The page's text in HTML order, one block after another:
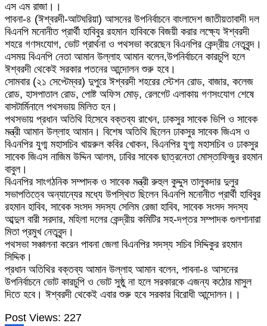
এস এম রাজা।।
পাবনা-৪ (ঈশ্বরদী-আটঘরিয়া) আসনের উপনির্বাচনে বাংলাদেশ জাতীয়তাবাদী দল
বিএনপি মনোনীত প্রার্থী হাবিবুর রহমান হাবিবকে বিজয়ী করার লক্ষ্যে ঈশ্বরদী
শহরে গণসংযোগ, ভোট প্রার্থনা ও পথসভা করেছেন বিএনপির কেন্দ্রীয় নেতৃবৃন্দ।
এসময় বিএনপি নেতা আমান উল্লাহ আমান বলেন,উপনির্বাচনে কারচুপি হলে
ঈশ্বরদী থেকেই সরকার পতনের আন্দোলন শুরু হবে।
সোমবার (২১ সেপ্টেম্বর) দুপুরে ঈশ্বরদী শহরের স্টেশন রোড, বাজার, কলেজ
রোড, হাসপাতাল রোড, পোষ্ট অফিস মোড়, রেলগেট এলাকায় গণসংযোগ শেষে
বাসটার্মিনালে পথসভায় মিলিত হন।
পথসভায় প্রধান অতিথি হিসেবে বক্তব্য রাখেন, ঢাকসুর সাবেক ভিপি ও সাবেক
মন্ত্রী আমান উল্লাহ আমান। বিশেষ অতিথি ছিলেন ঢাকসুর সাবেক জিএস ও
বিএনপির যুগ্ম মহাসচিব খায়রুল কবির খোকন, বিএনপির যুগ্ম মহাসচিব ও ঢাকসুর
সাবেক জিএস নাজিম উদ্দিন আলম, ঢাবির সাবেক ছাত্রনেতা মোস্তাফিজুর রহমান
বাবুল।
বিএনপির সাংগঠনিক সম্পাদক ও সাবেক মন্ত্রী রুহুল কুদ্দুস তালুকদার দুলুর
সভাপতিত্বে অন্যান্যের মধ্যে উপস্থিত ছিলেন বিএনপি মনোনীত প্রার্থী হাবিবুর
রহমান হাবিব, সাবেক সংসদ সদস্য সেলিম রেজা হাবিব, সাবেক সংসদ সদস্য
আব্দুল বারী সরদার, মহিলা দলের কেন্দ্রীয় কমিটির সহ-দপ্তর সম্পাদক গুলশানারা
মিতা প্রমুখ নেতৃবৃন্দ।
পথসভা সঞ্চালনা করেন পাবনা জেলা বিএনপির সদস্য সচিব সিদ্দিকুর রহমান
সিদ্দিক।
প্রধান অতিথির বক্তব্য আমান উল্লাহ আমান বলেন, পাবনা-৪ আসনের
উপনির্বাচনে ভোট কারচুপি ও ভোট সুষ্ঠু না হলে সরকারকে এজন্য কঠোর মাসুল
দিতে হবে। ঈশ্বরদী থেকেই এবার শুরু হবে সরকার বিরোধী আন্দোলন।।
Post Views: 227